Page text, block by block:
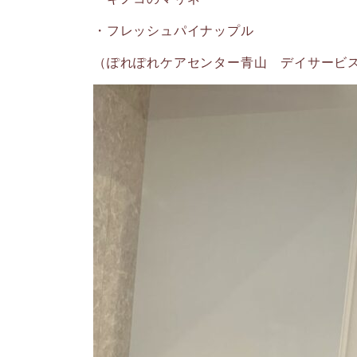
・フレッシュパイナップル
（ぽれぽれケアセンター青山 デイサービ